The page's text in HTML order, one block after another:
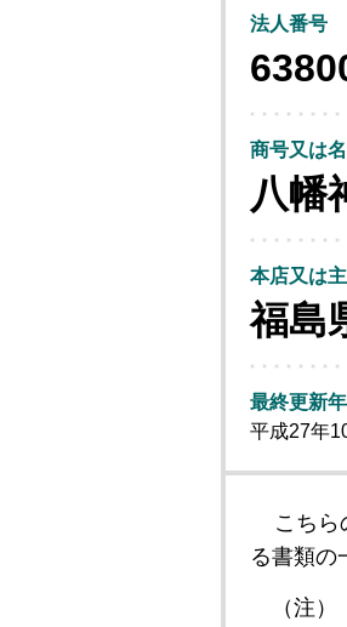
法人番号
商号又は
八幡
本店又は
福島
最終更新
平成27年
こち
る書類の
（注）